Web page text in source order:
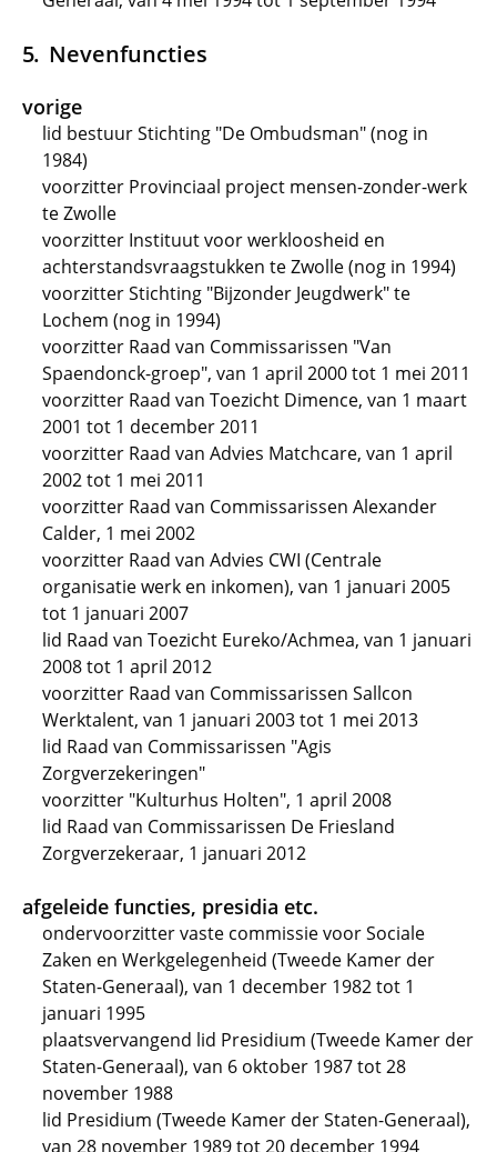
Nevenfuncties
vorige
lid bestuur Stichting "De Ombudsman" (nog in
1984)
voorzitter Provinciaal project mensen-zonder-werk
te Zwolle
voorzitter Instituut voor werkloosheid en
achterstandsvraagstukken te Zwolle (nog in 1994)
voorzitter Stichting "Bijzonder Jeugdwerk" te
Lochem (nog in 1994)
voorzitter Raad van Commissarissen "Van
Spaendonck-groep", van 1 april 2000 tot 1 mei 2011
voorzitter Raad van Toezicht Dimence, van 1 maart
2001 tot 1 december 2011
voorzitter Raad van Advies Matchcare, van 1 april
2002 tot 1 mei 2011
voorzitter Raad van Commissarissen Alexander
Calder, 1 mei 2002
voorzitter Raad van Advies CWI (Centrale
organisatie werk en inkomen), van 1 januari 2005
tot 1 januari 2007
lid Raad van Toezicht Eureko/Achmea, van 1 januari
2008 tot 1 april 2012
voorzitter Raad van Commissarissen Sallcon
Werktalent, van 1 januari 2003 tot 1 mei 2013
lid Raad van Commissarissen "Agis
Zorgverzekeringen"
voorzitter "Kulturhus Holten", 1 april 2008
lid Raad van Commissarissen De Friesland
Zorgverzekeraar, 1 januari 2012
afgeleide functies, presidia etc.
ondervoorzitter vaste commissie voor Sociale
Zaken en Werkgelegenheid (Tweede Kamer der
Staten-Generaal), van 1 december 1982 tot 1
januari 1995
plaatsvervangend lid Presidium (Tweede Kamer der
Staten-Generaal), van 6 oktober 1987 tot 28
november 1988
lid Presidium (Tweede Kamer der Staten-Generaal),
van 28 november 1989 tot 20 december 1994